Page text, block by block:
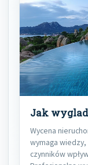
Jak
Wycena
wymaga
czynników